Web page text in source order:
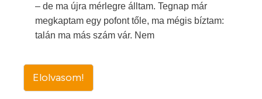
– de ma újra mérlegre álltam. Tegnap már
megkaptam egy pofont tőle, ma mégis bíztam:
talán ma más szám vár. Nem
Elolvasom!